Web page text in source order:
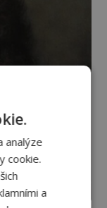
analýze
cookie.
a